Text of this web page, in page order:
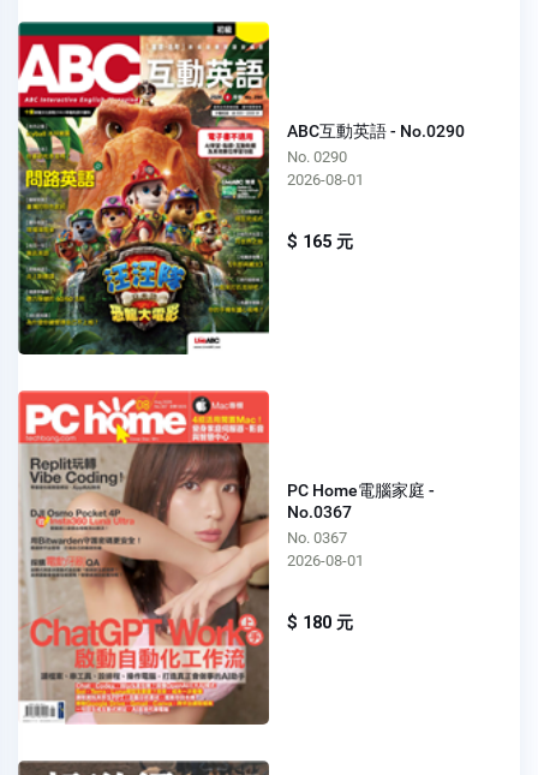
ABC互動英語 - No.0290
No. 0290
2026-08-01
$ 165 元
PC Home電腦家庭 -
No.0367
No. 0367
2026-08-01
$ 180 元